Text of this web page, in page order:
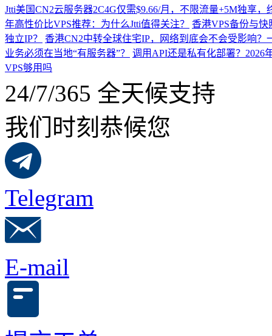
Jtti美国CN2云服务器2C4G仅需$9.66/月，不限流量+5M独享，
年高性价比VPS推荐：为什么Jtti值得关注？
香港VPS备份与
独立IP？
香港CN2中转全球住宅IP，网络到底会不会受影响？
业务必须在当地“有服务器”？
调用API还是私有化部署？2026
VPS够用吗
24/7/365 全天候支持
我们时刻恭候您
Telegram
E-mail